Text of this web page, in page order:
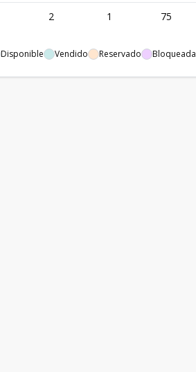
2 1 75
Disponible Vendido Reservado Bloqueada